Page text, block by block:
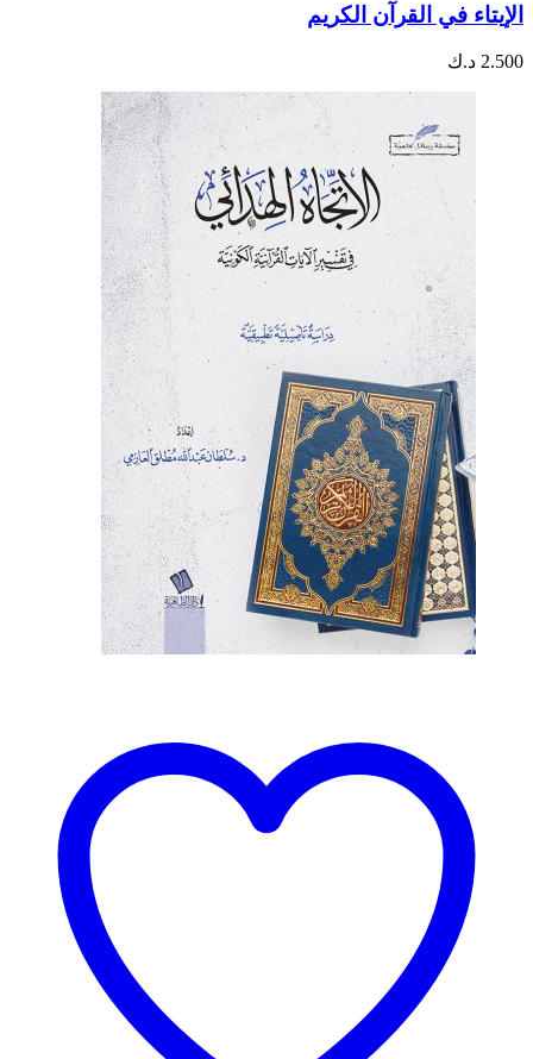
الإيتاء في القرآن الكريم
2.500 د.ك